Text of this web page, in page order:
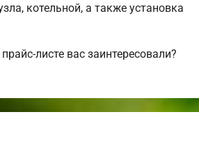
котельной, а также установка
листе вас заинтересовали?